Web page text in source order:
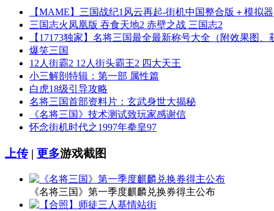
【MAME】三国战纪1风云再起-街机中国整合版＋模拟器
三国志火凤凰版 吞食天地2 赤壁之战 三国志2
【17173独家】名将三国最全最新称号大全（附效果图、
爆笑三国
12人街霸2 12人街头霸王2 四大天王
小三解剖特辑：第一部 属性篇
白虎18级引导攻略
名将三国首部资料片：玄武身世大揭秘
《名将三国》技术测试致玩家感谢信
怀念街机时代之1997年拳皇97
上传| 更多游戏截图
《名将三国》第一季度麒麟兑换券得主公布